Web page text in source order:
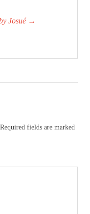
Josué →
Required fields are marked